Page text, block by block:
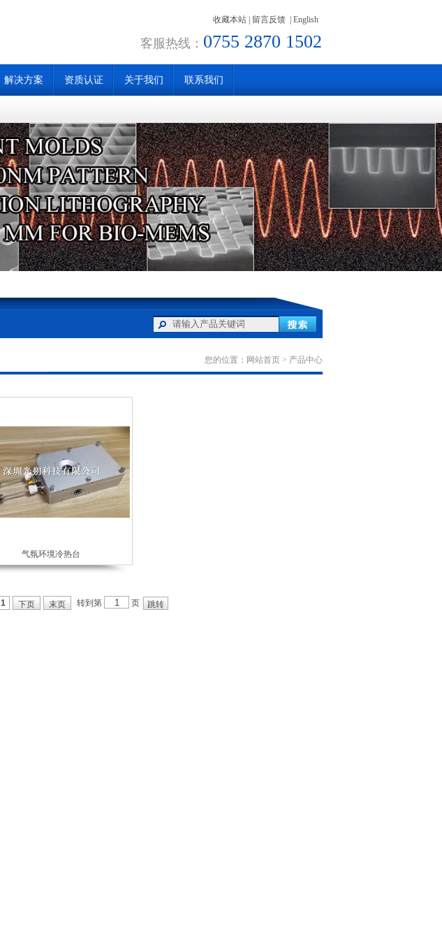
收藏本站 留言反馈 English
客服热线： 0755 2870 1502
解决方案 资质认证 关于我们 联系我们
您的位置： 网站首页 > 产品中心
气氛环境冷热台
1 下页 末页 转到第 页